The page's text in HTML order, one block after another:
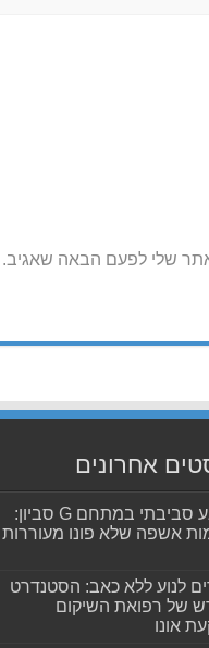
שלי לפעם הבאה שאגיב.
אחרונים
מפגע סביבתי במתחם G סביון:
אשפה שלא פונו מעוררות
לנוע ללא כאב: הסטנדרט
של רפואת השיקום
אונו